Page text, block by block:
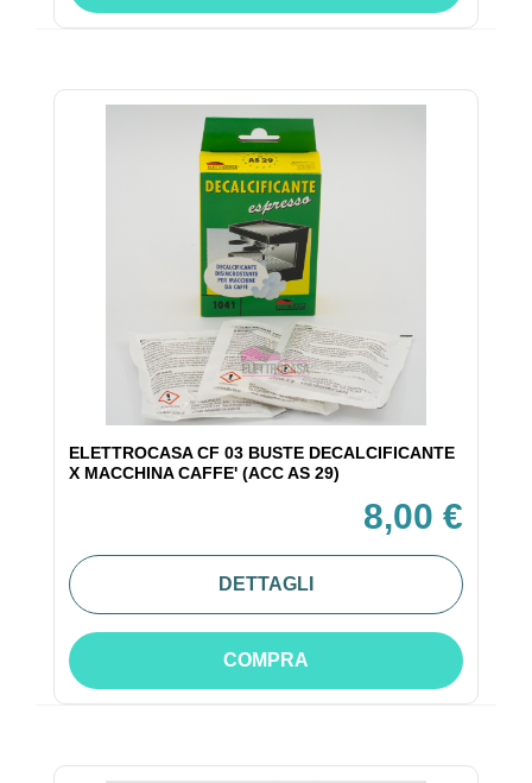
ELETTROCASA CF 03 BUSTE DECALCIFICANTE
X MACCHINA CAFFE' (ACC AS 29)
8,00 €
DETTAGLI
COMPRA